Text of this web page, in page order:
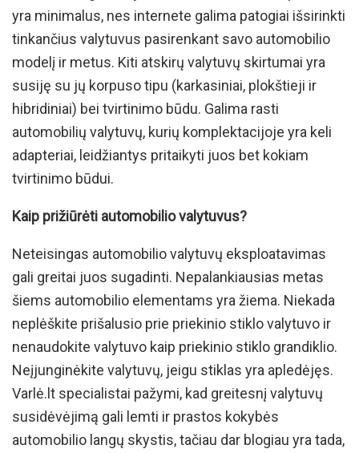
yra minimalus, nes internete galima patogiai išsirinkti
tinkančius valytuvus pasirenkant savo automobilio
modelį ir metus. Kiti atskirų valytuvų skirtumai yra
susiję su jų korpuso tipu (karkasiniai, plokštieji ir
hibridiniai) bei tvirtinimo būdu. Galima rasti
automobilių valytuvų, kurių komplektacijoje yra keli
adapteriai, leidžiantys pritaikyti juos bet kokiam
tvirtinimo būdui.
Kaip prižiūrėti automobilio valytuvus?
Neteisingas automobilio valytuvų eksploatavimas
gali greitai juos sugadinti. Nepalankiausias metas
šiems automobilio elementams yra žiema. Niekada
neplėškite prišalusio prie priekinio stiklo valytuvo ir
nenaudokite valytuvo kaip priekinio stiklo grandiklio.
Neįjunginėkite valytuvų, jeigu stiklas yra apledėjęs.
Varlė.lt specialistai pažymi, kad greitesnį valytuvų
susidėvėjimą gali lemti ir prastos kokybės
automobilio langų skystis, tačiau dar blogiau yra tada,